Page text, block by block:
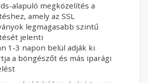
alapuló megközelítés a
amely az SSL
legmagasabb szintű
jelenti
1-3 napon belül adják ki
a böngészőt és más iparági